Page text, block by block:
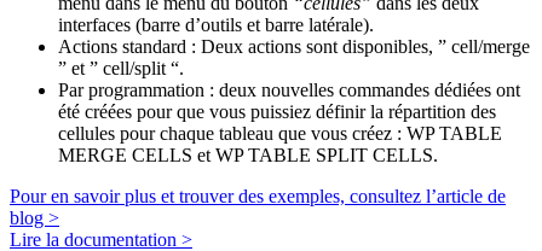
interfaces (barre d’outils et barre latérale).
Actions standard : Deux actions sont disponibles, ” cell/merge
” et ” cell/split “.
Par programmation : deux nouvelles commandes dédiées ont
été créées pour que vous puissiez définir la répartition des
cellules pour chaque tableau que vous créez : WP TABLE
MERGE CELLS et WP TABLE SPLIT CELLS.
Pour en savoir plus et trouver des exemples, consultez l’article de
blog >
Lire la documentation >